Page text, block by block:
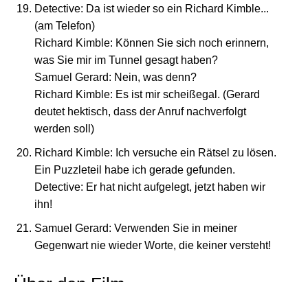
Detective: Da ist wieder so ein Richard Kimble...
(am Telefon)
Richard Kimble: Können Sie sich noch erinnern,
was Sie mir im Tunnel gesagt haben?
Samuel Gerard: Nein, was denn?
Richard Kimble: Es ist mir scheißegal. (Gerard
deutet hektisch, dass der Anruf nachverfolgt
werden soll)
Richard Kimble: Ich versuche ein Rätsel zu lösen.
Ein Puzzleteil habe ich gerade gefunden.
Detective: Er hat nicht aufgelegt, jetzt haben wir
ihn!
Samuel Gerard: Verwenden Sie in meiner
Gegenwart nie wieder Worte, die keiner versteht!